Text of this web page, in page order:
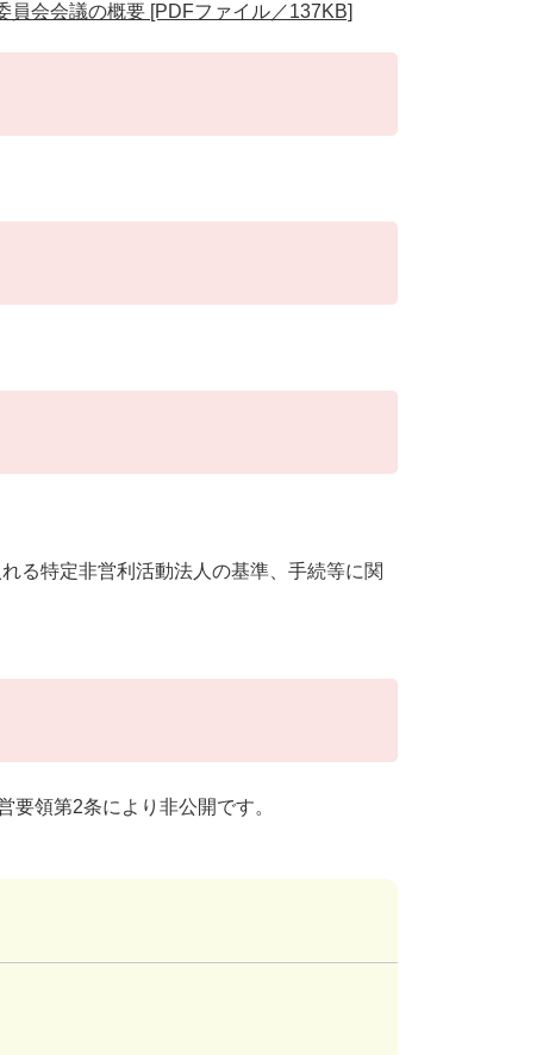
会会議の概要 [PDFファイル／137KB]
る特定非営利活動法人の基準、手続等に関
領第2条により非公開です。